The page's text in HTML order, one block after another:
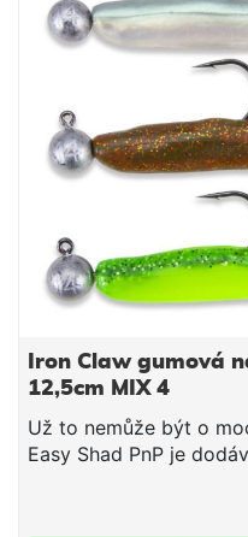
Iron Claw gumová
12,5cm MIX 4
Už to nemůže být o
Easy Shad PnP je
neboli vyjměte Easy